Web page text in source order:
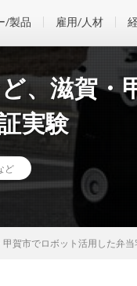
/製品 雇用/人材
、滋賀・
実験
ど
賀市でロボット活用した弁